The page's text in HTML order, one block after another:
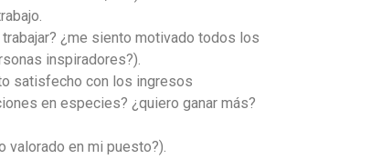
¿me siento motivado todos los
inspiradores?).
satisfecho con los ingresos
en especies? ¿quiero ganar más?
valorado en mi puesto?).